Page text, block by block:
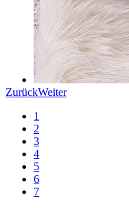
ZurückWeiter
1
2
3
4
5
6
7